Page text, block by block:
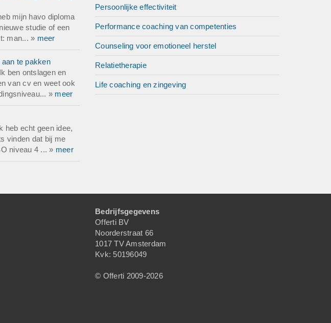
mijn havo diploma
studie of een
man... » meer
te pakken
ben ontslagen en
van cv en weet ook
» meer
heb echt geen idee,
vinden dat bij me
niveau 4 ... » meer
Persoonlijke effectiviteit
Performance coaching van competenties
Counseling voor emotioneel herstel
Relatietherapie
Life coaching en zingeving
Bedrijfsgegevens
Offerti BV
Noorderstraat 66
1017 TV Amsterdam
Kvk: 50196049
© Offerti 2009-2026